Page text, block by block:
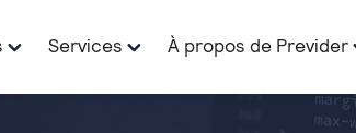
Services À propos de Previder